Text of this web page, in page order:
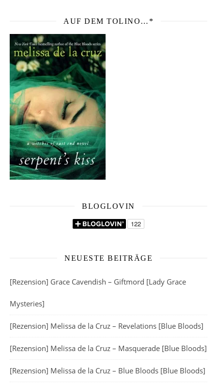
AUF DEM TOLINO…*
BLOGLOVIN
NEUESTE BEITRÄGE
[Rezension] Grace Cavendish – Giftmord [Lady Grace
Mysteries]
[Rezension] Melissa de la Cruz – Revelations [Blue Bloods]
[Rezension] Melissa de la Cruz – Masquerade [Blue Bloods]
[Rezension] Melissa de la Cruz – Blue Bloods [Blue Bloods]